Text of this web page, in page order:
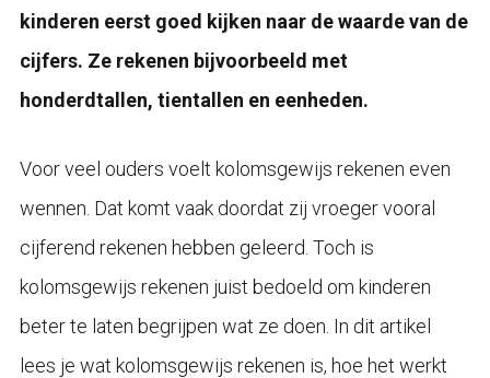
kinderen eerst goed kijken naar de waarde van de
cijfers. Ze rekenen bijvoorbeeld met
honderdtallen, tientallen en eenheden.
Voor veel ouders voelt kolomsgewijs rekenen even
wennen. Dat komt vaak doordat zij vroeger vooral
cijferend rekenen hebben geleerd. Toch is
kolomsgewijs rekenen juist bedoeld om kinderen
beter te laten begrijpen wat ze doen. In dit artikel
lees je wat kolomsgewijs rekenen is, hoe het werkt